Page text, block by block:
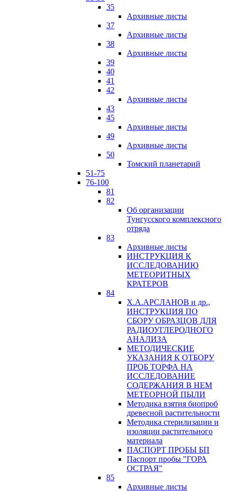
35
Архивные листы
37
Архивные листы
38
Архивные листы
39
40
41
42
Архивные листы
43
45
Архивные листы
49
Архивные листы
50
Томский планетарий
51-75
76-100
81
82
Об организации
Тунгусского комплексного
отряда
83
Архивные листы
ИНСТРУКЦИЯ К
ИССЛЕДОВАНИЮ
МЕТЕОРИТНЫХ
КРАТЕРОВ
84
Х.А.АРСЛАНОВ и др.,
ИНСТРУКЦИЯ ПО
СБОРУ ОБРАЗЦОВ ДЛЯ
РАДИОУГЛЕРОДНОГО
АНАЛИЗА
МЕТОДИЧЕСКИЕ
УКАЗАНИЯ К ОТБОРУ
ПРОБ ТОРФА НА
ИССЛЕДОВАНИЕ
СОДЕРЖАНИЯ В НЕМ
МЕТЕОРНОЙ ПЫЛИ
Методика взятия биопроб
древесной растительности
Методика стерилизации и
изоляции растительного
материала
ПАСПОРТ ПРОБЫ БП
Паспорт пробы "ГОРА
ОСТРАЯ"
85
Архивные листы